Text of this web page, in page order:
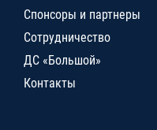
Спонсоры и партнеры
Сотрудничество
ДС «Большой»
Контакты